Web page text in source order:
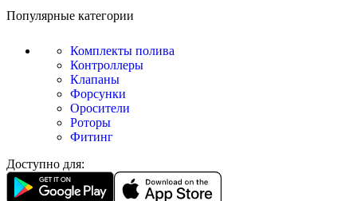
Популярные категории
Комплекты полива
Контроллеры
Клапаны
Форсунки
Оросители
Роторы
Фитинг
Доступно для: